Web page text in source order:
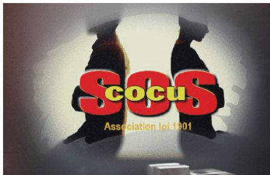
SOS cocu
SOS cocu est une association loi 1901 dont l'objet est le soutien aux victimes d'adultère.
Pouvoir parler, se confier, recevoir un soutien moral pour traverser une situation
personnelle douloureuse